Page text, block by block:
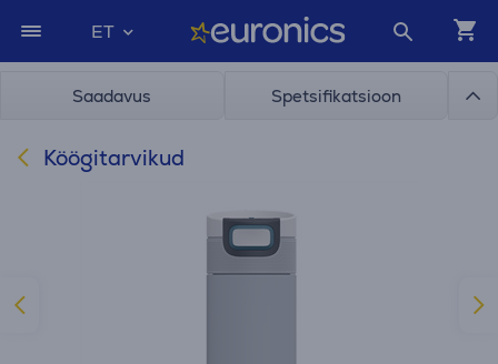
ET
Saadavus Spetsifikatsioon
Köögitarvikud